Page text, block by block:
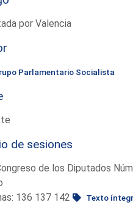
por Valencia
Parlamentario Socialista
de sesiones
de los Diputados
136 137 142
Texto